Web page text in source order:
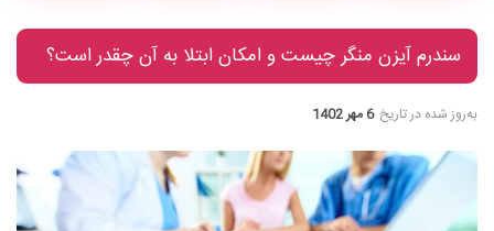
سندرم آیزن منگر چیست و امکان ابتلا به آن چقدر است؟
به‌روز شده در تاریخ 6 مهر 1402